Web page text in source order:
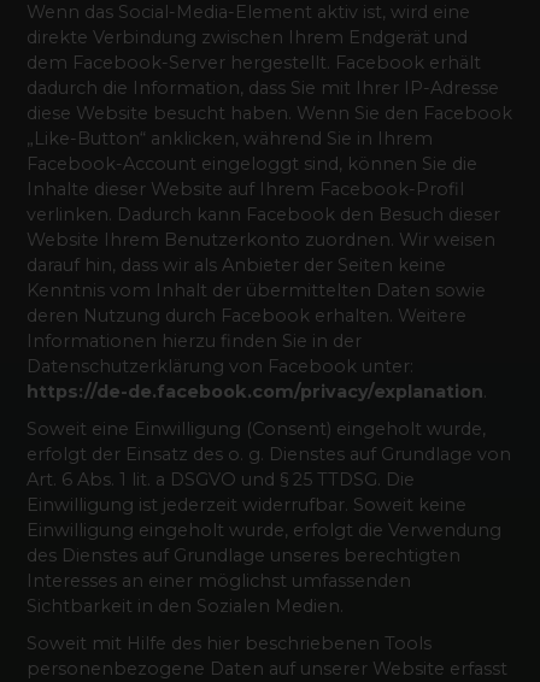
Wenn das Social-Media-Element aktiv ist, wird eine
direkte Verbindung zwischen Ihrem Endgerät und
dem Facebook-Server hergestellt. Facebook erhält
dadurch die Information, dass Sie mit Ihrer IP-Adresse
diese Website besucht haben. Wenn Sie den Facebook
„Like-Button“ anklicken, während Sie in Ihrem
Facebook-Account eingeloggt sind, können Sie die
Inhalte dieser Website auf Ihrem Facebook-Profil
verlinken. Dadurch kann Facebook den Besuch dieser
Website Ihrem Benutzerkonto zuordnen. Wir weisen
darauf hin, dass wir als Anbieter der Seiten keine
Kenntnis vom Inhalt der übermittelten Daten sowie
deren Nutzung durch Facebook erhalten. Weitere
Informationen hierzu finden Sie in der
Datenschutzerklärung von Facebook unter:
https://de-de.facebook.com/privacy/explanation.
Soweit eine Einwilligung (Consent) eingeholt wurde,
erfolgt der Einsatz des o. g. Dienstes auf Grundlage von
Art. 6 Abs. 1 lit. a DSGVO und § 25 TTDSG. Die
Einwilligung ist jederzeit widerrufbar. Soweit keine
Einwilligung eingeholt wurde, erfolgt die Verwendung
des Dienstes auf Grundlage unseres berechtigten
Interesses an einer möglichst umfassenden
Sichtbarkeit in den Sozialen Medien.
Soweit mit Hilfe des hier beschriebenen Tools
personenbezogene Daten auf unserer Website erfasst